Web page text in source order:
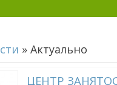
» Актуально
ЦЕНТР